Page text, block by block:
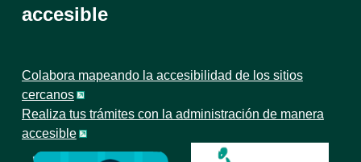
accesible
Colabora mapeando la accesibilidad de los sitios
cercanos
Realiza tus trámites con la administración de manera
accesible